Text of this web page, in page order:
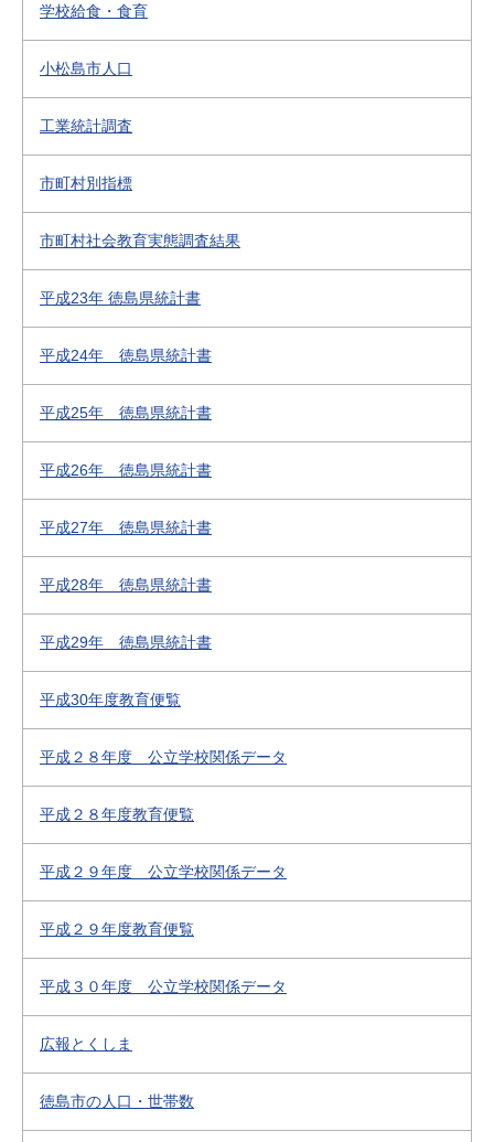
学校給食・食育
小松島市人口
工業統計調査
市町村別指標
市町村社会教育実態調査結果
平成23年 徳島県統計書
平成24年 徳島県統計書
平成25年 徳島県統計書
平成26年 徳島県統計書
平成27年 徳島県統計書
平成28年 徳島県統計書
平成29年 徳島県統計書
平成30年度教育便覧
平成２８年度 公立学校関係データ
平成２８年度教育便覧
平成２９年度 公立学校関係データ
平成２９年度教育便覧
平成３０年度 公立学校関係データ
広報とくしま
徳島市の人口・世帯数